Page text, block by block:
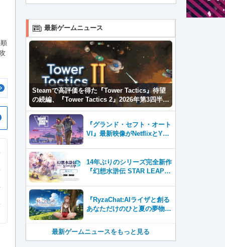
最新ゲームニュース
Steamで高評価を得た『Tower Tactics』待望
の続編、『Tower Tactics 2』2026年第3四半期
に早期アクセス開始
『グランド・セフト・オート
VI』最新映像がNetflixとYou
14年ぶりのシリーズ完全新作
『幻想水滸伝 STAR LEAP』
『RyzaChat:AIライザと創る
あなただけのひと夏の夢物
テムはこれまでにない新鮮な
最新ゲームニュースをもっと見る